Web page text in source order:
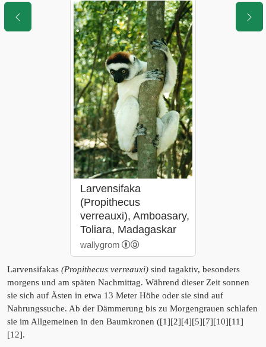
Larvensifaka
(Propithecus
verreauxi), Amboasary,
Toliara, Madagaskar
wallygrom
Larvensifakas (Propithecus verreauxi) sind tagaktiv, besonders
morgens und am späten Nachmittag. Während dieser Zeit sonnen
sie sich auf Ästen in etwa 13 Meter Höhe oder sie sind auf
Nahrungssuche. Ab der Dämmerung bis zu Morgengrauen schlafen
sie im Allgemeinen in den Baumkronen ([1][2][4][5][7][10][11]
[12].